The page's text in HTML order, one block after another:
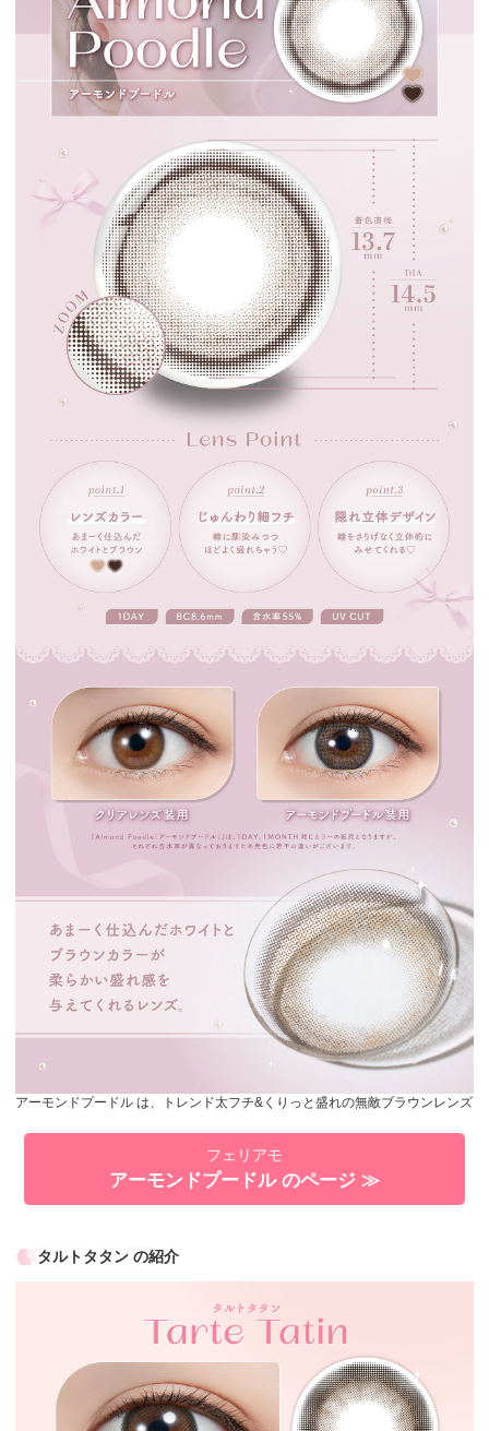
アーモンドプードル は、トレンド太フチ&くりっと盛れの無敵ブラウンレンズ
フェリアモ
アーモンドプードル のページ ≫
タルトタタン の紹介